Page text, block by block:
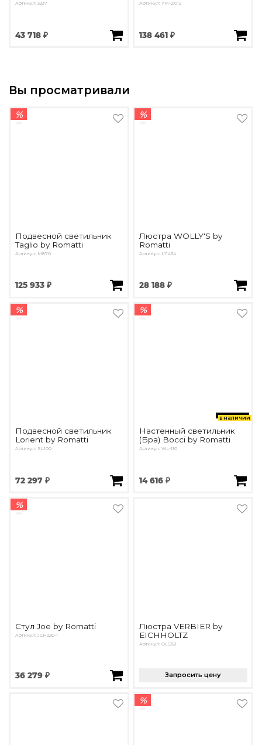
Артикул: 3337
43 718 ₽
Артикул: YM-Z012
138 461 ₽
Вы просматривали
%
Подвесной светильник
Taglio by Romatti
Артикул: M870
125 933 ₽
%
Люстра WOLLY'S by
Romatti
Артикул: L11434
28 188 ₽
%
Подвесной светильник
Lorient by Romatti
Артикул: SL100
72 297 ₽
в наличии
%
Настенный светильник
(Бра) Bocci by Romatti
Артикул: WL-110
14 616 ₽
%
Стул Joe by Romatti
Артикул: JCH220-1
36 279 ₽
Люстра VERBIER by
EICHHOLTZ
Артикул: OL5351
Запросить цену
%